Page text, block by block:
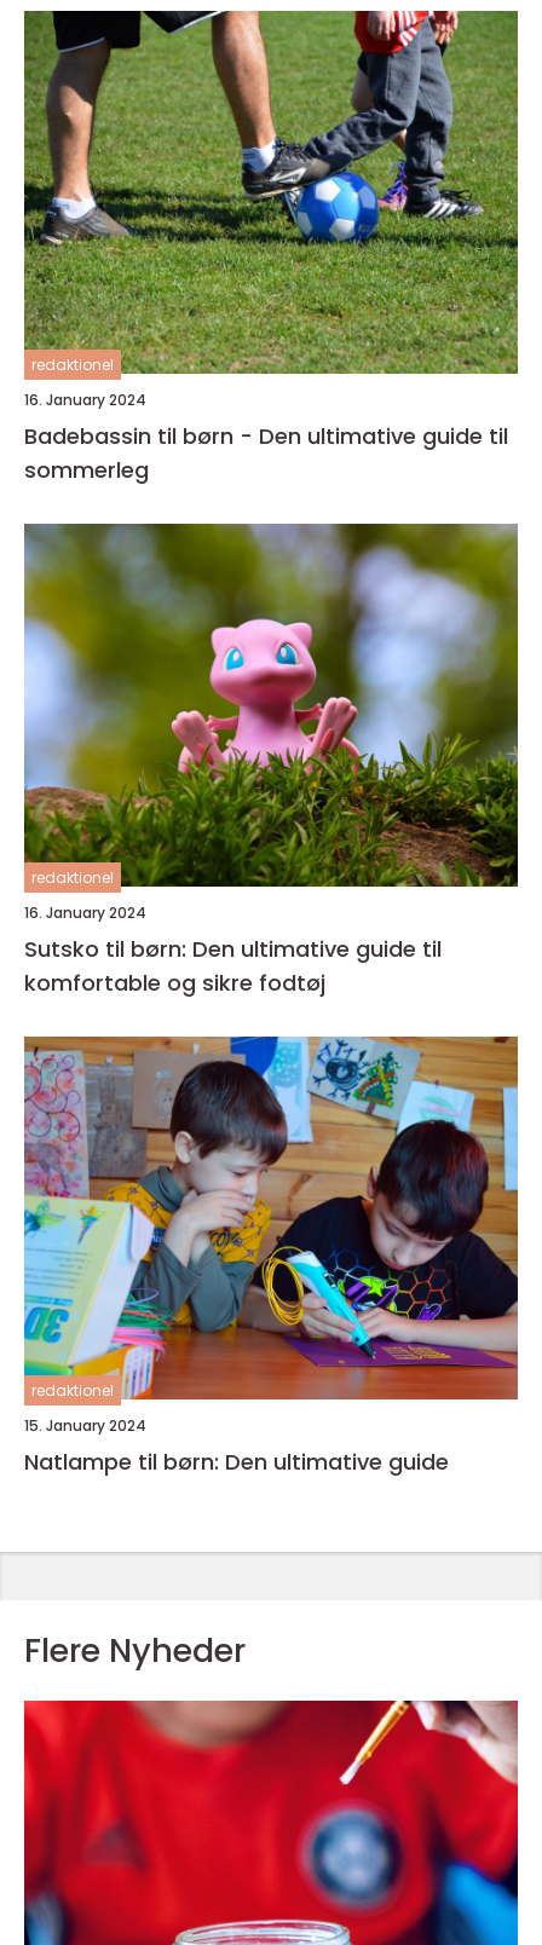
redaktionel
16. January 2024
Badebassin til børn - Den ultimative guide til
sommerleg
redaktionel
16. January 2024
Sutsko til børn: Den ultimative guide til
komfortable og sikre fodtøj
redaktionel
15. January 2024
Natlampe til børn: Den ultimative guide
Flere Nyheder